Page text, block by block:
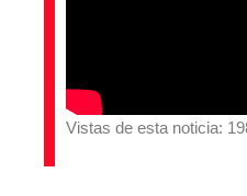
Vistas de esta noticia: